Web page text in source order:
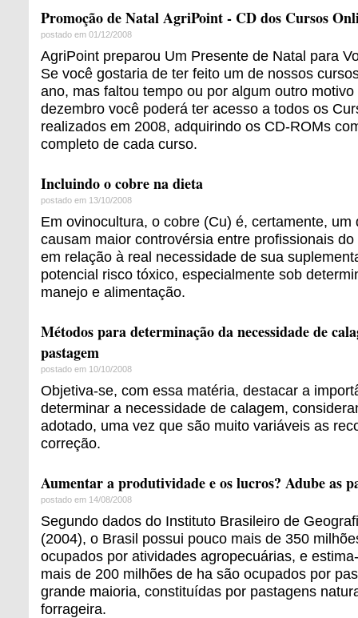
Promoção de Natal AgriPoint - CD dos Cursos
postado em 01/12/2008
AgriPoint preparou Um Presente de Natal para
Se você gostaria de ter feito um de nossos
ano, mas faltou tempo ou por algum outro
dezembro você poderá ter acesso a todos os
realizados em 2008, adquirindo os CD-ROMs
completo de cada curso.
Incluindo o cobre na dieta
postado em 13/10/2008
Em ovinocultura, o cobre (Cu) é, certamente, um
causam maior controvérsia entre profissionais
em relação à real necessidade de sua
potencial risco tóxico, especialmente sob
manejo e alimentação.
Métodos para determinação da necessidade de
pastagem
postado em 10/10/2008
Objetiva-se, com essa matéria, destacar a
determinar a necessidade de calagem,
adotado, uma vez que são muito variáveis as
correção.
Aumentar a produtividade e os lucros? Adube as
postado em 14/08/2008
Segundo dados do Instituto Brasileiro de
(2004), o Brasil possui pouco mais de 350
ocupados por atividades agropecuárias, e
mais de 200 milhões de ha são ocupados por
grande maioria, constituídas por pastagens
forrageira.